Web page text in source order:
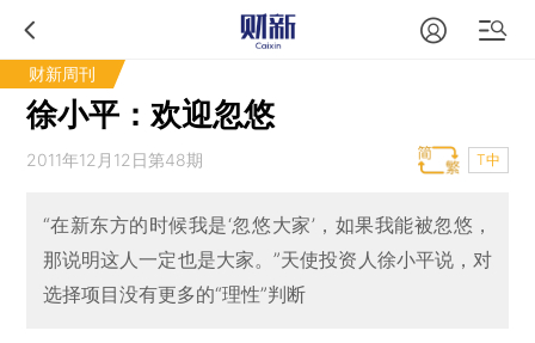
财新周刊
徐小平：欢迎忽悠
2011年12月12日第48期 T中
“在新东方的时候我是‘忽悠大家’，如果我能被忽悠，
那说明这人一定也是大家。”天使投资人徐小平说，对
选择项目没有更多的“理性”判断